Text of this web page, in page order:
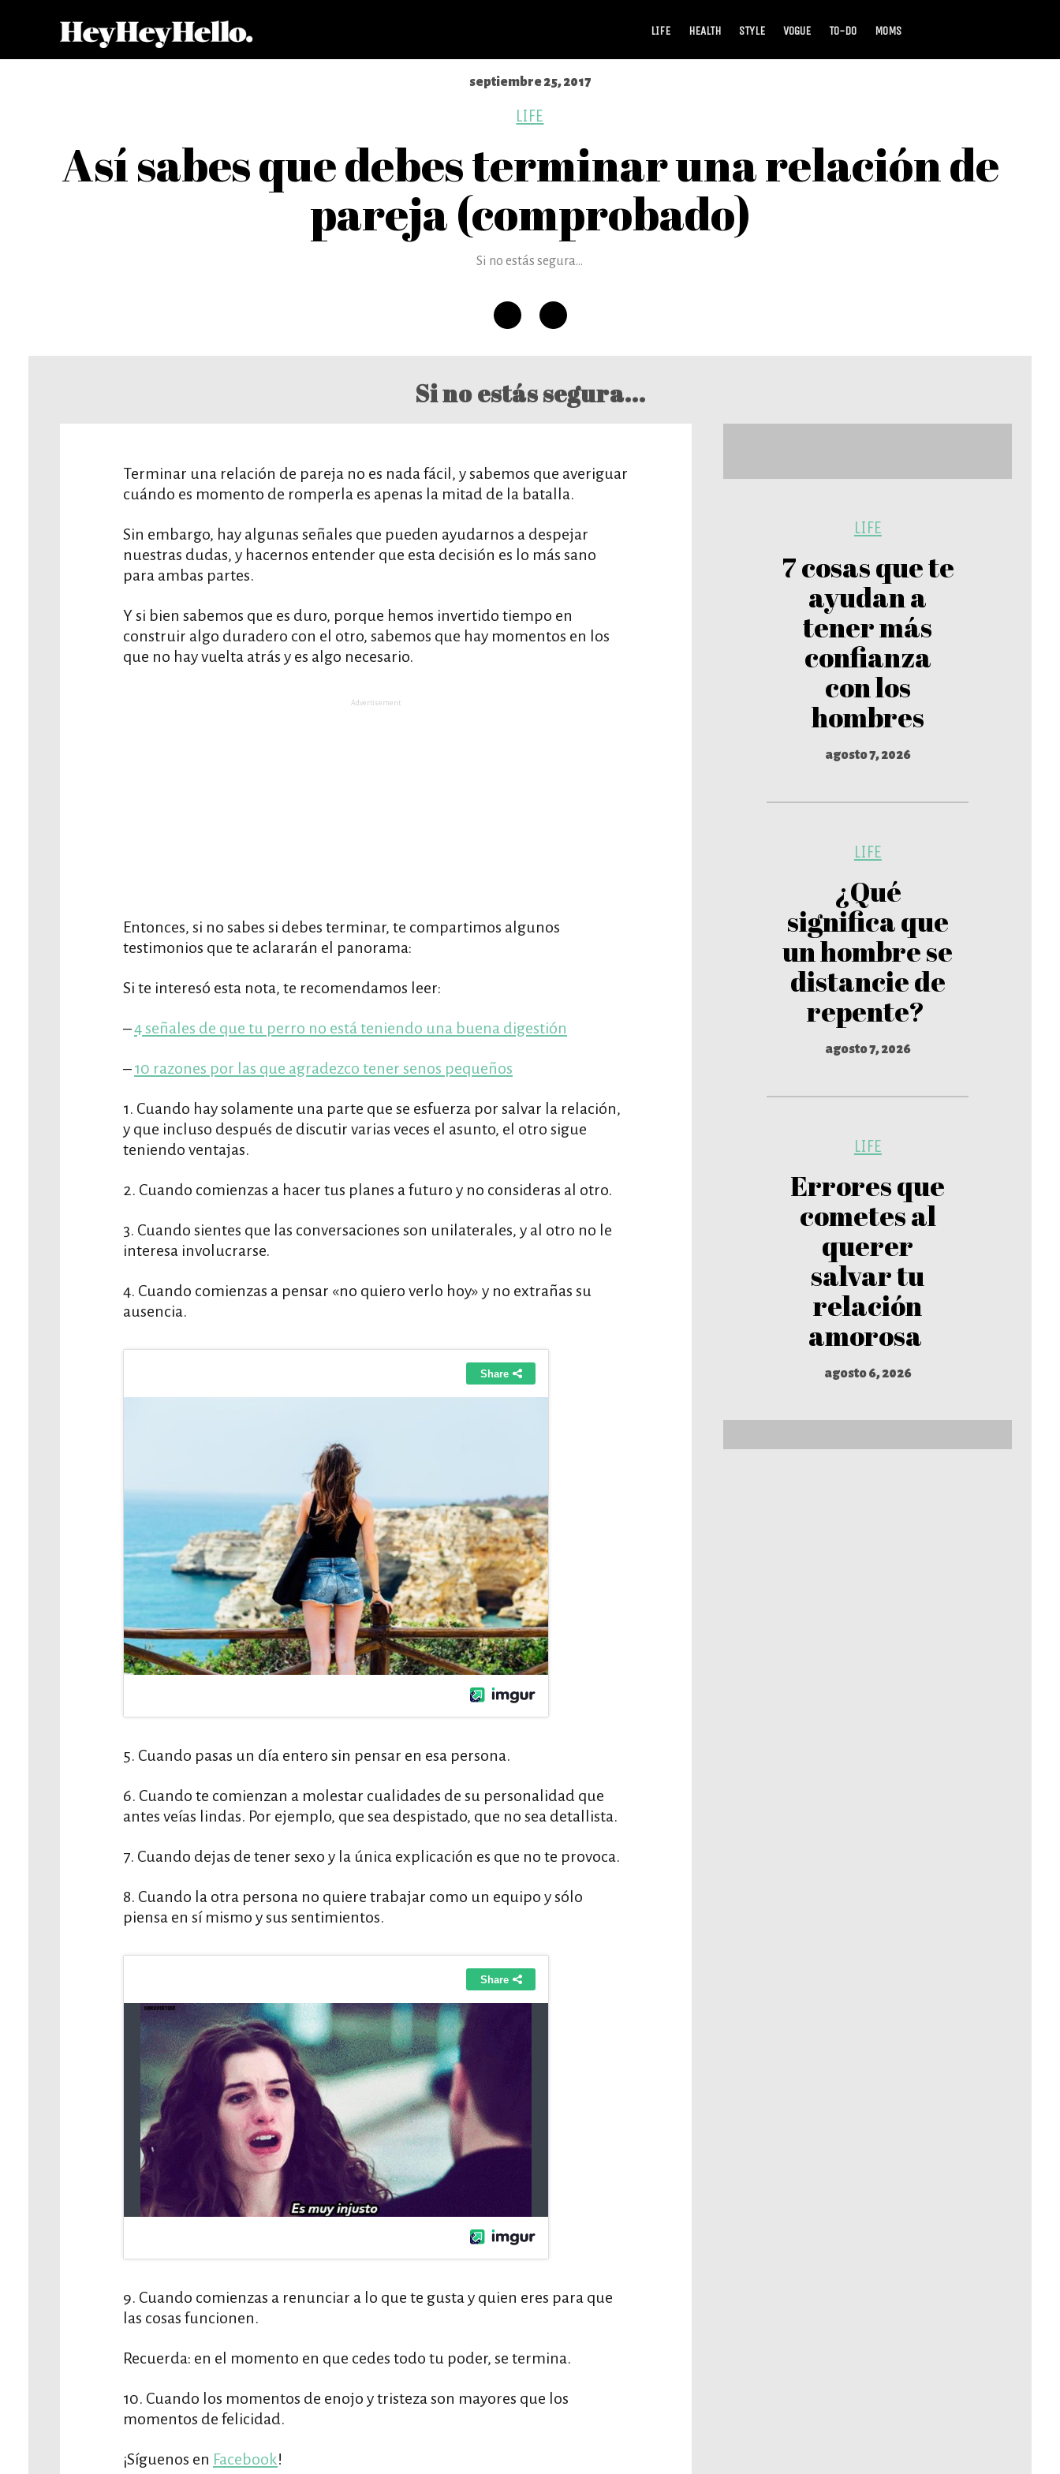
LIFE HEALTH STYLE VOGUE TO-DO MOMS
septiembre 25, 2017
LIFE
Así sabes que debes terminar una relación de
pareja (comprobado)
Si no estás segura...
Si no estás segura...
LIFE
7 cosas que te
ayudan a
tener más
confianza
con los
hombres
agosto 7, 2026
LIFE
¿Qué
significa que
un hombre se
distancie de
repente?
agosto 7, 2026
LIFE
Errores que
cometes al
querer
salvar tu
relación
amorosa
agosto 6, 2026
Terminar una relación de pareja no es nada fácil, y sabemos que averiguar
cuándo es momento de romperla es apenas la mitad de la batalla.
Sin embargo, hay algunas señales que pueden ayudarnos a despejar
nuestras dudas, y hacernos entender que esta decisión es lo más sano
para ambas partes.
Y si bien sabemos que es duro, porque hemos invertido tiempo en
construir algo duradero con el otro, sabemos que hay momentos en los
que no hay vuelta atrás y es algo necesario.
Advertisement
Entonces, si no sabes si debes terminar, te compartimos algunos
testimonios que te aclararán el panorama:
Si te interesó esta nota, te recomendamos leer:
–4 señales de que tu perro no está teniendo una buena digestión
–10 razones por las que agradezco tener senos pequeños
1. Cuando hay solamente una parte que se esfuerza por salvar la relación,
y que incluso después de discutir varias veces el asunto, el otro sigue
teniendo ventajas.
2. Cuando comienzas a hacer tus planes a futuro y no consideras al otro.
3. Cuando sientes que las conversaciones son unilaterales, y al otro no le
interesa involucrarse.
4. Cuando comienzas a pensar «no quiero verlo hoy» y no extrañas su
ausencia.
5. Cuando pasas un día entero sin pensar en esa persona.
6. Cuando te comienzan a molestar cualidades de su personalidad que
antes veías lindas. Por ejemplo, que sea despistado, que no sea detallista.
7. Cuando dejas de tener sexo y la única explicación es que no te provoca.
8. Cuando la otra persona no quiere trabajar como un equipo y sólo
piensa en sí mismo y sus sentimientos.
9. Cuando comienzas a renunciar a lo que te gusta y quien eres para que
las cosas funcionen.
Recuerda: en el momento en que cedes todo tu poder, se termina.
10. Cuando los momentos de enojo y tristeza son mayores que los
momentos de felicidad.
¡Síguenos en Facebook!